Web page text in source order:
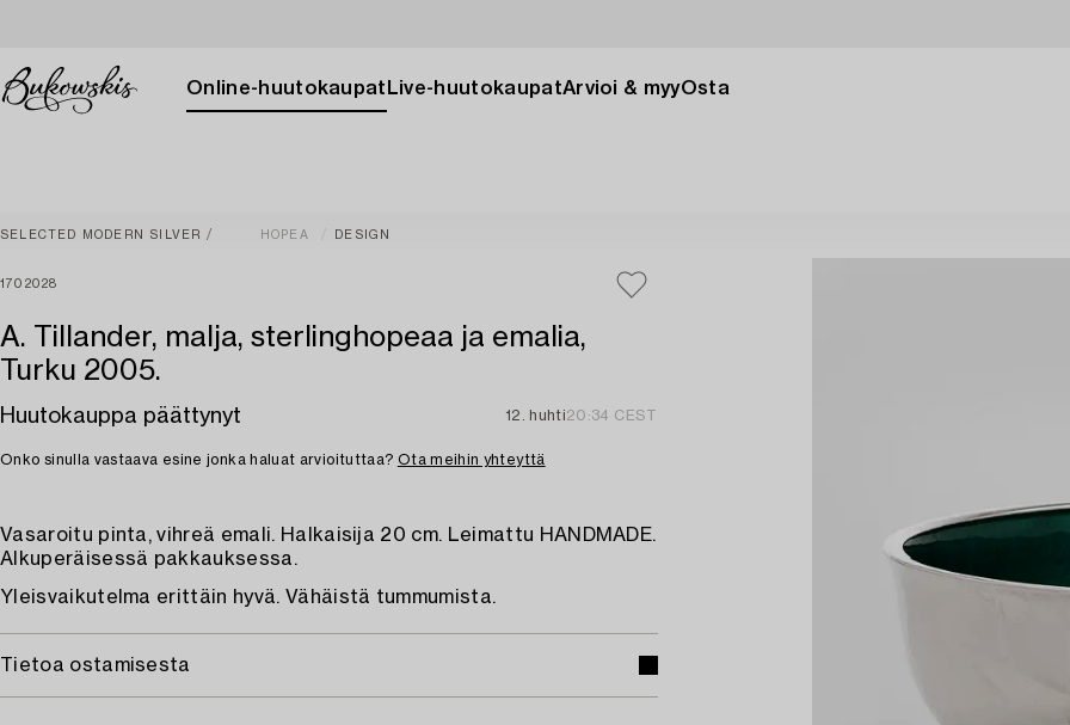
Online-huutokaupat Live-huutokaupatArvioi & myyOsta
SELECTED MODERN SILVER HOPEA DESIGN
1702028
A. Tillander, malja, sterlinghopeaa ja emalia,
Turku 2005.
Huutokauppa päättynyt 12. huhti20:34 CEST
Onko sinulla vastaava esine jonka haluat arvioituttaa? Ota meihin yhteyttä
Vasaroitu pinta, vihreä emali. Halkaisija 20 cm. Leimattu HANDMADE.
Alkuperäisessä pakkauksessa.
Yleisvaikutelma erittäin hyvä. Vähäistä tummumista.
Tietoa ostamisesta